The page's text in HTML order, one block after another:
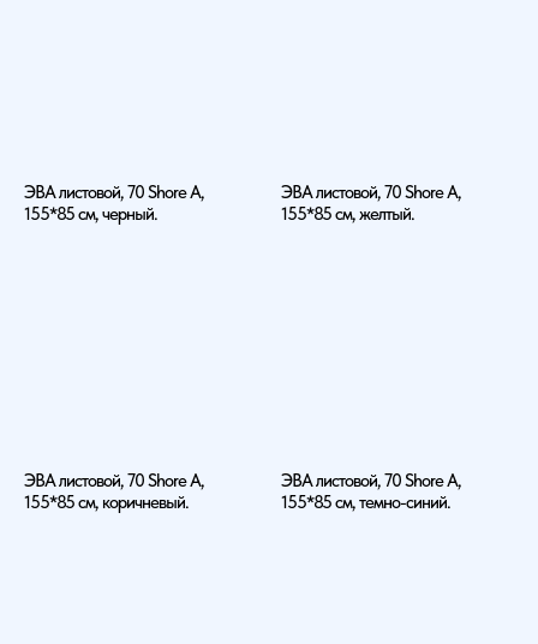
ЭВА листовой, 70 Shore A,
155*85 см, черный.
ЭВА листовой, 70 Shore A,
155*85 см, желтый.
ЭВА листовой, 70 Shore A,
155*85 см, коричневый.
ЭВА листовой, 70 Shore A,
155*85 см, темно-синий.